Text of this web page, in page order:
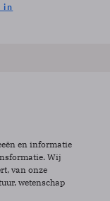
in
en informatie
Wij
van onze
wetenschap